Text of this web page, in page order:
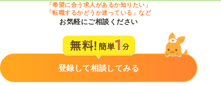
「希望に合う求人があるか知りたい」
「転職するかどうか迷っている」など
お気軽にご相談ください
登録して相談してみる